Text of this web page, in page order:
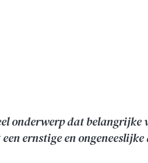
onderwerp dat
ernstige en